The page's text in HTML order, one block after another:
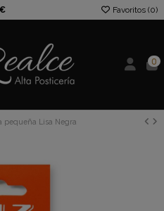
Favoritos (0)
0
pequeña Lisa Negra